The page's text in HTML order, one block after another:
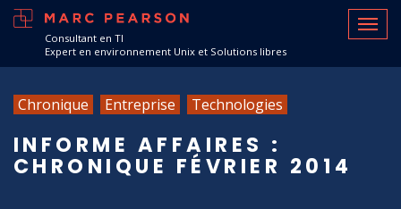
Consultant en TI
Expert en environnement Unix et Solutions libres
Chronique Entreprise Technologies
INFORME AFFAIRES :
CHRONIQUE FÉVRIER 2014